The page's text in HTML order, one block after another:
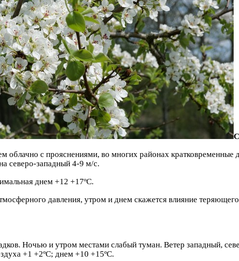
облачно с прояснениями, во многих районах кратковременные
северо-западный 4-9 м/с.
днем +12 +17ºC.
давления, утром и днем скажется влияние
Ночью и утром местами слабый туман. Ветер западный,
+1 +2ºС; днем +10 +15ºС.